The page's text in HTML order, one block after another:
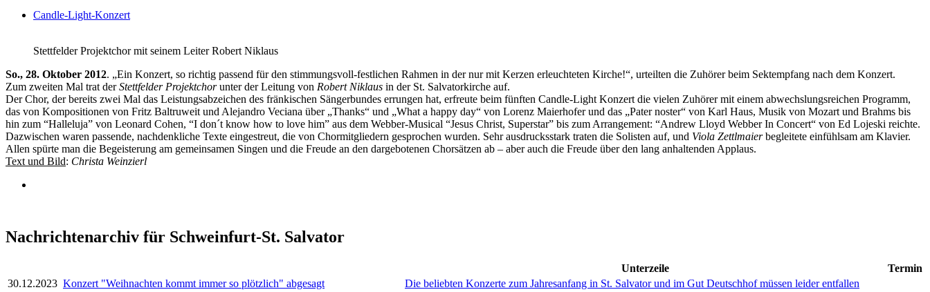
Candle-Light-Konzert
Stettfelder Projektchor mit seinem Leiter Robert Niklaus
So., 28. Oktober 2012. „Ein Konzert, so richtig passend für den stimmungsvoll-festlichen Rahmen in der nur mit Kerzen erleuchteten Kirche!“, urteilten die Zuhörer beim Sektempfang nach dem Konzert.
Zum zweiten Mal trat derStettfelder Projektchorunter der Leitung von Robert Niklaus in der St. Salvatorkirche auf.
Der Chor, der bereits zwei Mal das Leistungsabzeichen des fränkischen Sängerbundes errungen hat, erfreute beim fünften Candle-Light Konzert die vielen Zuhörer mit einem abwechslungsreichen Programm,
das von Kompositionen von Fritz Baltruweit und Alejandro Veciana über „Thanks“ und „What a happy day“ von Lorenz Maierhofer und das „Pater noster“ von Karl Haus, Musik von Mozart und Brahms bis
hin zum “Halleluja” von Leonard Cohen, “I don´t know how to love him” aus dem Webber-Musical “Jesus Christ, Superstar” bis zum Arrangement: “Andrew Lloyd Webber In Concert“ von Ed Lojeski reichte.
Dazwischen waren passende, nachdenkliche Texte eingestreut, die von Chormitgliedern gesprochen wurden. Sehr ausdrucksstark traten die Solisten auf, und Viola Zettlmaierbegleitete einfühlsam am Klavier.
Allen spürte man die Begeisterung am gemeinsamen Singen und die Freude an den dargebotenen Chorsätzen ab – aber auch die Freude über den lang anhaltenden Applaus.
Text und Bild: Christa Weinzierl
Nachrichtenarchiv für Schweinfurt-St. Salvator
Unterzeile
Termin
30.12.2023 Konzert "Weihnachten kommt immer so plötzlich" abgesagt
Die beliebten Konzerte zum Jahresanfang in St. Salvator und im Gut Deutschhof müssen leider entfallen